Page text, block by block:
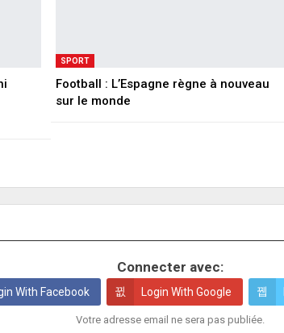
SPORT
Football : L’Espagne règne à nouveau
sur le monde
Connecter avec:
With Facebook Login With Google
Votre adresse email ne sera pas publiée.